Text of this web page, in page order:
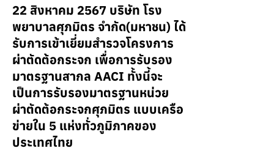
22 สิงหาคม 2567 บริษัท โรง
พยาบาลศุภมิตร จำกัด(มหาชน) ได้
รับการเข้าเยี่ยมสำรวจโครงการ
ผ่าตัดต้อกระจก เพื่อการรับรอง
มาตรฐานสากล AACI ทั้งนี้จะ
เป็นการรับรองมาตรฐานหน่วย
ผ่าตัดต้อกระจกศุภมิตร แบบเครือ
ข่ายใน 5 แห่งทั่วภูมิภาคของ
ประเทศไทย